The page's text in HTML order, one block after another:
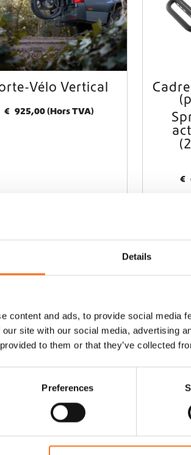
Details
content and ads, to provide social media
site with our social media, advertising
to them or that they’ve collected
Preferences
Vélo Vertical
€ 925,00(Hors TVA)
€